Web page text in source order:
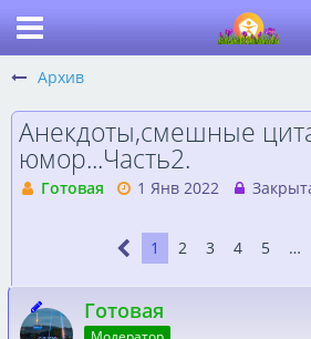
Архив
Анекдоты,смешные
юмор...Часть2.
Готовая 1 Янв 2022
1 2 3 4 5 …
Готовая